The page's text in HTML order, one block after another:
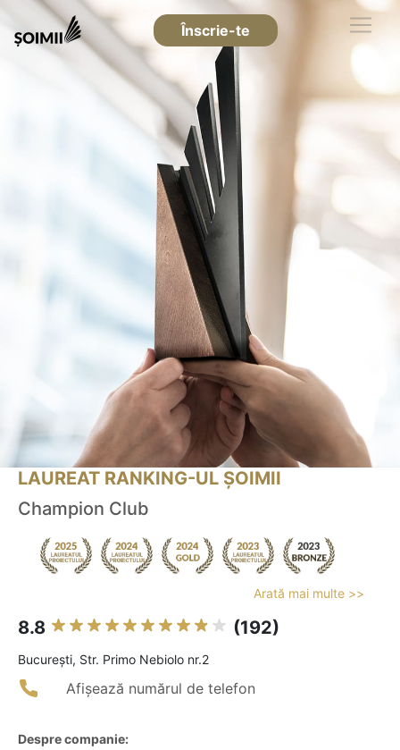
Înscrie-te
LAUREAT RANKING-UL ȘOIMII
Champion Club
Arată mai multe >>
8.8 (192)
Bucureşti, Str. Primo Nebiolo nr.2
Afișează numărul de telefon
Despre companie: